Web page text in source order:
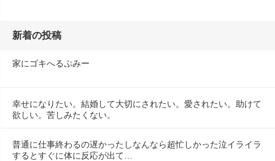
新着の投稿
家にゴキへるぷみー
幸せになりたい。結婚して大切にされたい。愛されたい。助けて
欲しい。苦しみたくない。
普通に仕事終わるの遅かったしなんなら超忙しかった泣イライラ
するとすぐに体に反応が出て…